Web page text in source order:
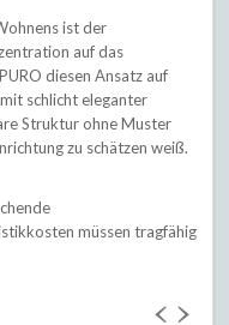
ist der
auf das
diesen Ansatz auf
schlicht eleganter
Struktur ohne Muster
zu schätzen weiß.
müssen tragfähig